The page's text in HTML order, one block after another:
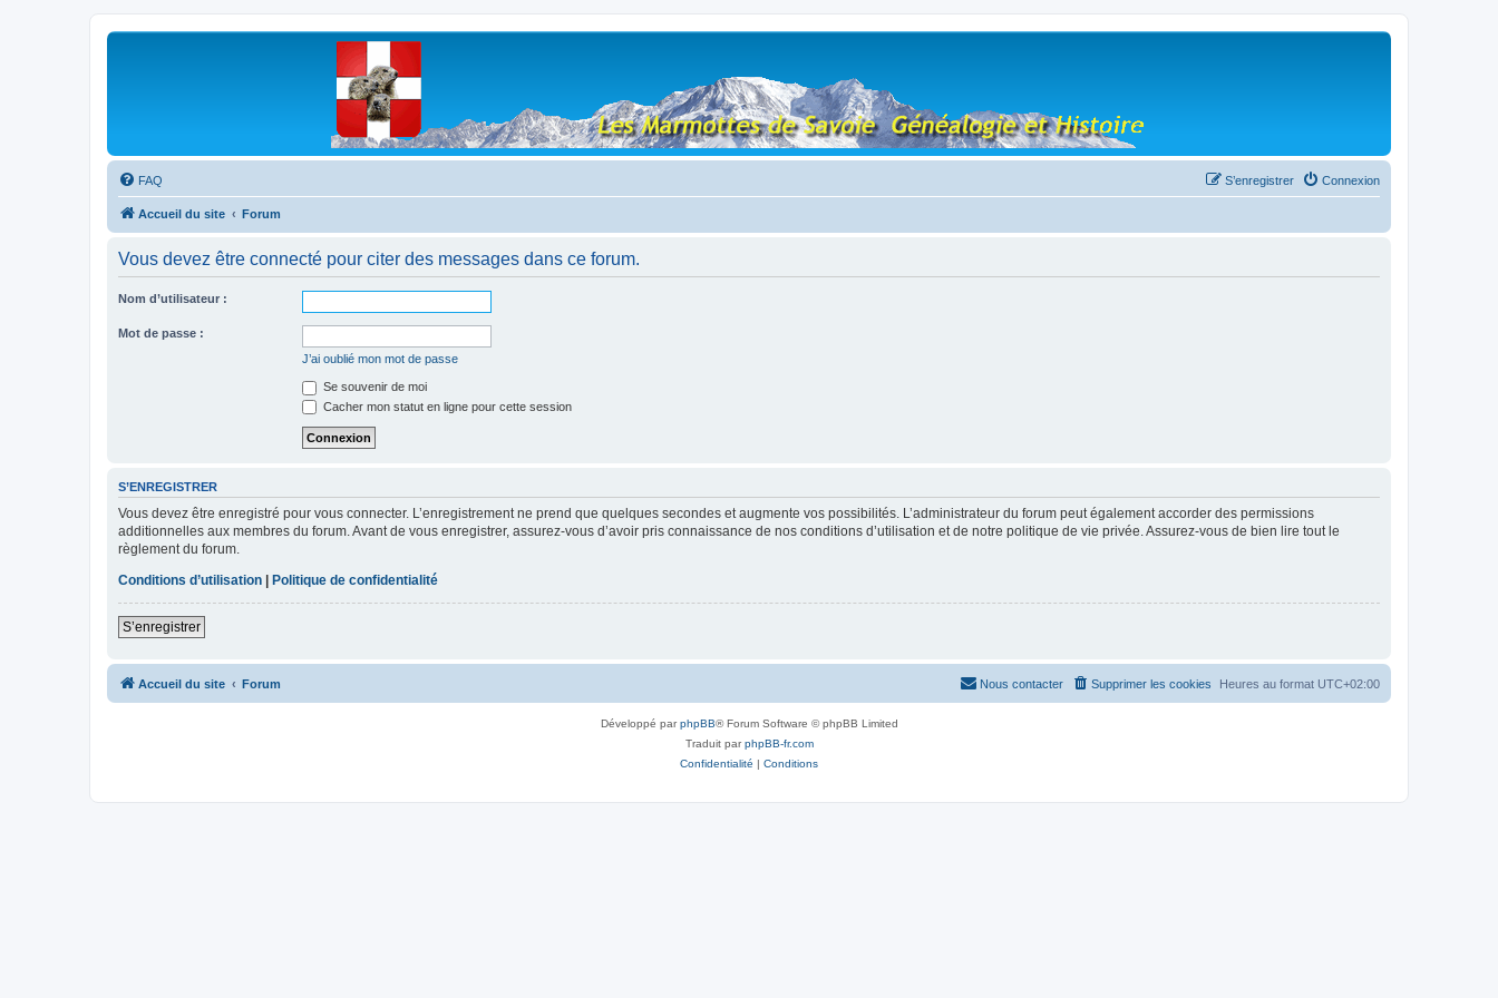
Les Marmottes de Savoie
FAQ Connexion
S’enregistrer
Accueil du site Forum
Vous devez être connecté pour citer des messages dans ce forum.
Nom d’utilisateur :
Mot de passe :
J’ai oublié mon mot de passe
Se souvenir de moi
Cacher mon statut en ligne pour cette session
S’ENREGISTRER
Vous devez être enregistré pour vous connecter. L’enregistrement ne prend que quelques secondes et augmente vos possibilités. L’administrateur du forum peut également accorder des permissions
additionnelles aux membres du forum. Avant de vous enregistrer, assurez-vous d’avoir pris connaissance de nos conditions d’utilisation et de notre politique de vie privée. Assurez-vous de bien lire tout le
règlement du forum.
Conditions d’utilisation | Politique de confidentialité
S’enregistrer
Accueil du site Forum Heures au format UTC+02:00
Supprimer les cookies
Nous contacter
Développé parphpBB® Forum Software © phpBB Limited
Traduit parphpBB-fr.com
Confidentialité | Conditions